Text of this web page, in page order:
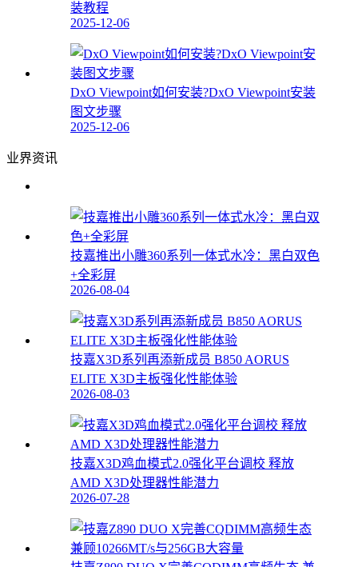
装教程
2025-12-06
DxO Viewpoint如何安装?DxO Viewpoint安装
图文步骤
2025-12-06
业界资讯
技嘉推出小雕360系列一体式水冷：黑白双色
+全彩屏
2026-08-04
技嘉X3D系列再添新成员 B850 AORUS
ELITE X3D主板强化性能体验
2026-08-03
技嘉X3D鸡血模式2.0强化平台调校 释放
AMD X3D处理器性能潜力
2026-07-28